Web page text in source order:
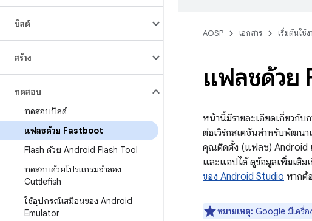
บิลด์
สร้าง
ทดสอบ
ทดสอบบิลด์
แฟลชด้วย Fastboot
Flash ด้วย Android Flash Tool
ทดสอบด้วยโปรแกรมจำลอง
Cuttlefish
ใช้อุปกรณ์เสมือนของ Android
Emulator
AOSP เอกสาร เริ่มต้นใช้ง
แฟลชด้วย
หน้านี้มีรายละเอียดเกี่ยวกั
ต่อเวิร์กสเตชันสำหรับพัฒน
คุณติดตั้ง (แฟลช) Android
และแอปได้ ดูข้อมูลเพิ่มเติม
ของ Android Studio หากต้
หมายเหตุ: Google มีเครื่